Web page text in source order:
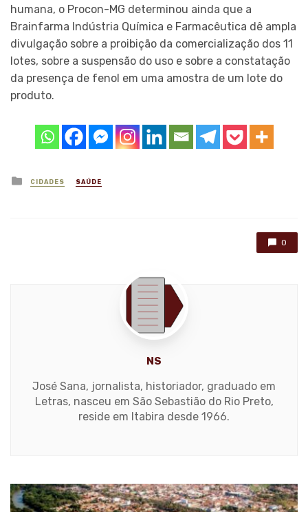
humana, o Procon-MG determinou ainda que a
Brainfarma Indústria Química e Farmacêutica dê ampla
divulgação sobre a proibição da comercialização dos 11
lotes, sobre a suspensão do uso e sobre a constatação
da presença de fenol em uma amostra de um lote do
produto.
Posted
in
CIDADES SAÚDE
0
NS
José Sana, jornalista, historiador, graduado em
Letras, nasceu em São Sebastião do Rio Preto,
reside em Itabira desde 1966.